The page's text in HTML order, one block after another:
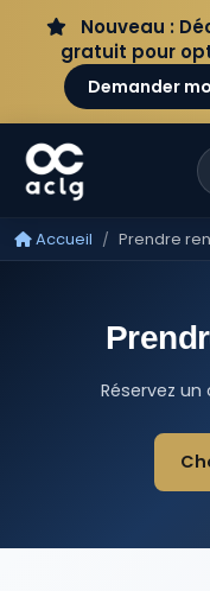
Aller au contenu
Nouveau :
gratuit pour
Demander
Accueil Prendre
Réservez
Panneau de gestion